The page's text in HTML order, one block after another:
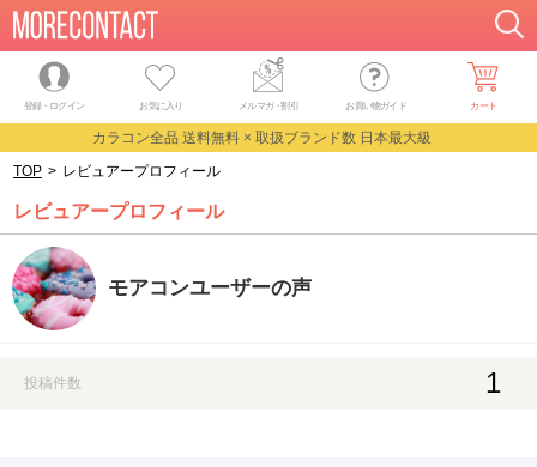
登録・ログイン お気に入り メルマガ・割引 お買い物ガイド カート
カラコン全品 送料無料 × 取扱ブランド数 日本最大級
TOP > レビュアープロフィール
レビュアープロフィール
モアコンユーザーの声
投稿件数 1